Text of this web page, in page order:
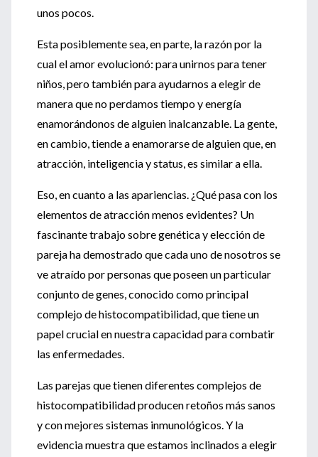
unos pocos.
Esta posiblemente sea, en parte, la razón por la
cual el amor evolucionó: para unirnos para tener
niños, pero también para ayudarnos a elegir de
manera que no perdamos tiempo y energía
enamorándonos de alguien inalcanzable. La gente,
en cambio, tiende a enamorarse de alguien que, en
atracción, inteligencia y status, es similar a ella.
Eso, en cuanto a las apariencias. ¿Qué pasa con los
elementos de atracción menos evidentes? Un
fascinante trabajo sobre genética y elección de
pareja ha demostrado que cada uno de nosotros se
ve atraído por personas que poseen un particular
conjunto de genes, conocido como principal
complejo de histocompatibilidad, que tiene un
papel crucial en nuestra capacidad para combatir
las enfermedades.
Las parejas que tienen diferentes complejos de
histocompatibilidad producen retoños más sanos
y con mejores sistemas inmunológicos. Y la
evidencia muestra que estamos inclinados a elegir